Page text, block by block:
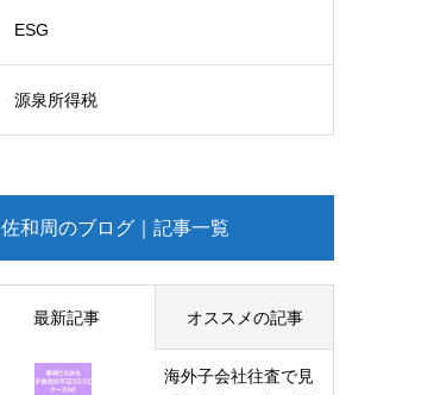
ESG
源泉所得税
佐和周のブログ｜記事一覧
最新記事 オススメの記事
海外子会社往査で見